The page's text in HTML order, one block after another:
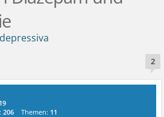
2
206 Themen: 11